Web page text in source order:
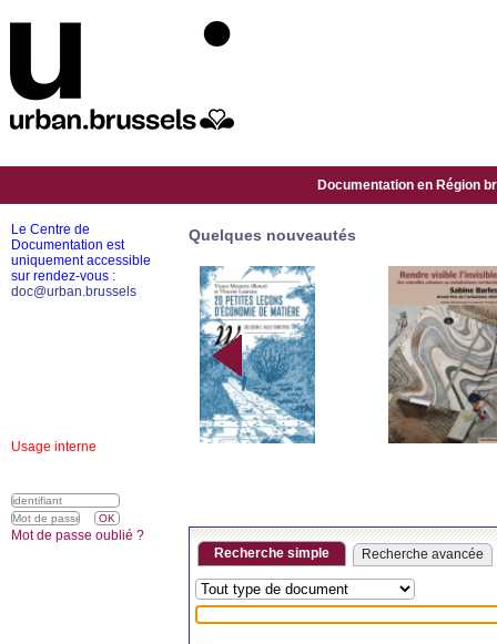
Documentation en Région
Quelques nouveautés
Recherche simple Recherche avancée
Le Centre de
Documentation est
uniquement accessible
sur rendez-vous :
doc@urban.brussels
Usage interne
Mot de passe oublié ?